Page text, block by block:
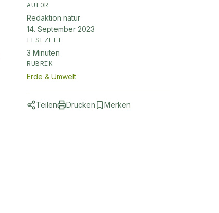
AUTOR
Redaktion natur
14. September 2023
LESEZEIT
3 Minuten
RUBRIK
Erde & Umwelt
Teilen Drucken Merken